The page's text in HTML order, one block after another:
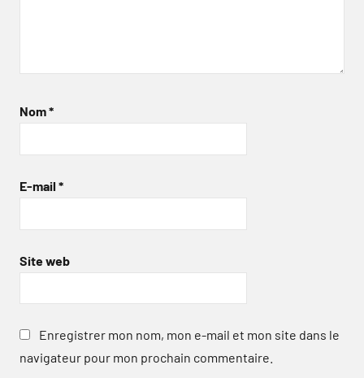
Nom*
E-mail *
Site web
Enregistrer mon nom, mon e-mail et mon site dans le
navigateur pour mon prochain commentaire.